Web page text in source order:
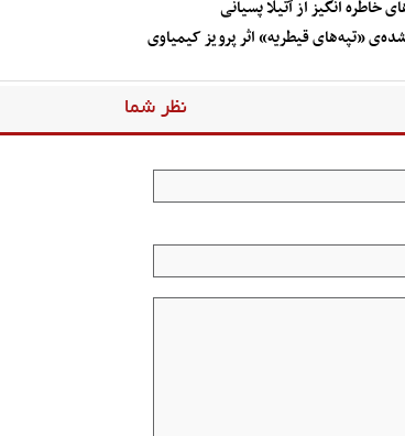
انگیز از آتیلا پسیانی
«تپه‌های قیطریه» اثر پرویز کیمیاوی
نظر شما